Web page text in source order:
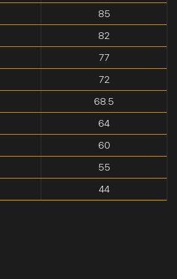
85
82
77
72
68.5
64
60
55
44